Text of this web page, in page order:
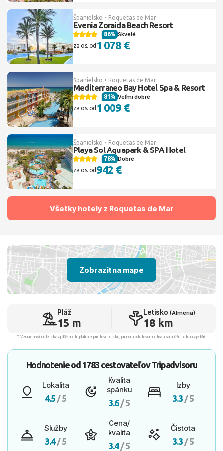
Španielsko • Roquetas de Mar
Evenia Zoraida Beach Resort
Skvelé
86%
za os. od 1 078 €
Španielsko • Roquetas de Mar
Mediterraneo Bay Hotel Spa & Resort
Veľmi dobré
81%
za os. od 1 009 €
Španielsko • Roquetas de Mar
Playa Sol Aquapark & SPA Hotel
Dobré
78%
za os. od 942 €
Všetky hotely z Roquetas de Mar
Zobraziť na mape
Pláž
15 m
Letisko (Almeria)
18 km
* Vzdialenosť od letiska aj dľžka letu platí pre príletové letisko, pri inom odletovom letisku sa môžu tieto údaje líšiť.
Hodnotenie od 1783 cestovateľovTripadvisoru
Lokalita
4.5 / 5
Kvalita
spánku
3.6/ 5
Izby
3.3 / 5
Služby
3.4/ 5
Cena/
kvalita
3.4/ 5
Čistota
3.3 / 5